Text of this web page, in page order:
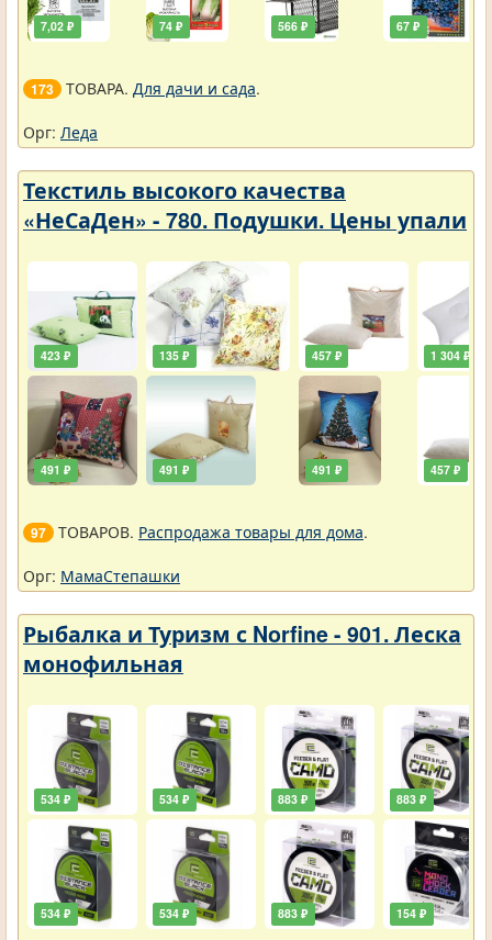
7,02 ₽ 74 ₽ 566 ₽ 67 ₽
173 ТОВАРА. Для дачи и сада.
Орг: Леда
Текстиль высокого качества
«НеСаДен» - 780. Подушки. Цены упали
423 ₽
491 ₽
135 ₽
491 ₽
457 ₽
491 ₽
1 304 ₽
457 ₽
97 ТОВАРОВ. Распродажа товары для дома.
Орг: МамаСтепашки
Рыбалка и Туризм с Norfine - 901. Леска
монофильная
534 ₽
534 ₽
534 ₽
534 ₽
883 ₽
883 ₽
883 ₽
154 ₽